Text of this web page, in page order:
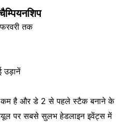
तक
उड़ानें
कम है और डे 2 से पहले स्टैक बनाने के
पर सबसे सुलभ हेडलाइन इवेंट्स में